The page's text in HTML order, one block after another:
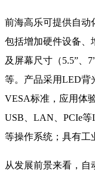
前海高乐可提供自动
包括增加硬件设备、
及屏幕尺寸（5.5”、7”
等。产品采用LED背
VESA标准，应用体
USB、LAN、PCIe等
等操作系统；具有工
从发展前景来看，